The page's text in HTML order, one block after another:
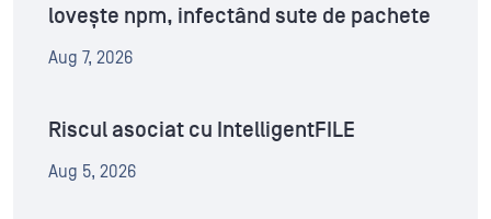
lovește npm, infectând sute de pachete
Aug 7, 2026
Riscul asociat cu IntelligentFILE
Aug 5, 2026